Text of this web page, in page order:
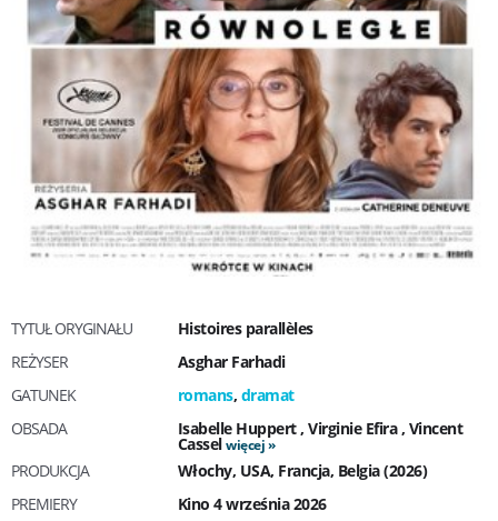
TYTUŁ ORYGINAŁU
Histoires parallèles
REŻYSER
Asghar Farhadi
GATUNEK
romans, dramat
OBSADA
Isabelle Huppert,Virginie Efira, Vincent
Cassel więcej
PRODUKCJA
Włochy, USA, Francja, Belgia (2026)
PREMIERY
Kino 4 września 2026